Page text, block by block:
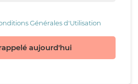
Générales d'Utilisation
aujourd'hui